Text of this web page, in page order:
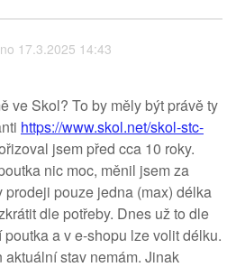
17.3.2025 14:43
ve Skol? To by měly být právě ty
https://www.skol.net/skol-stc-
jsem před cca 10 roky.
nic moc, měnil jsem za
prodeji pouze jedna (max) délka
dle potřeby. Dnes už to dle
a v e-shopu lze volit délku.
stav nemám. Jinak